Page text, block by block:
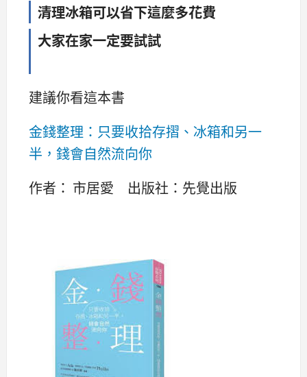
清理冰箱可以省下這麼多花費
大家在家一定要試試
建議你看這本書
金錢整理：只要收拾存摺、冰箱和另一
半，錢會自然流向你
作者： 市居愛 出版社：先覺出版